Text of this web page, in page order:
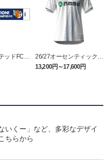
テッドFC
マフラ
26/27オーセンティックユ
ニフォーム（FP2nd）
13,200円～17,600円
いくー」など、多彩なデザイ
ちらから